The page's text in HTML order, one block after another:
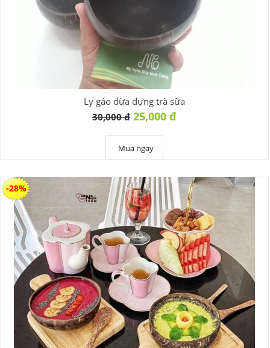
Ly gáo dừa đựng trà sữa
30,000 đ 25,000 đ
Mua ngay
-28%